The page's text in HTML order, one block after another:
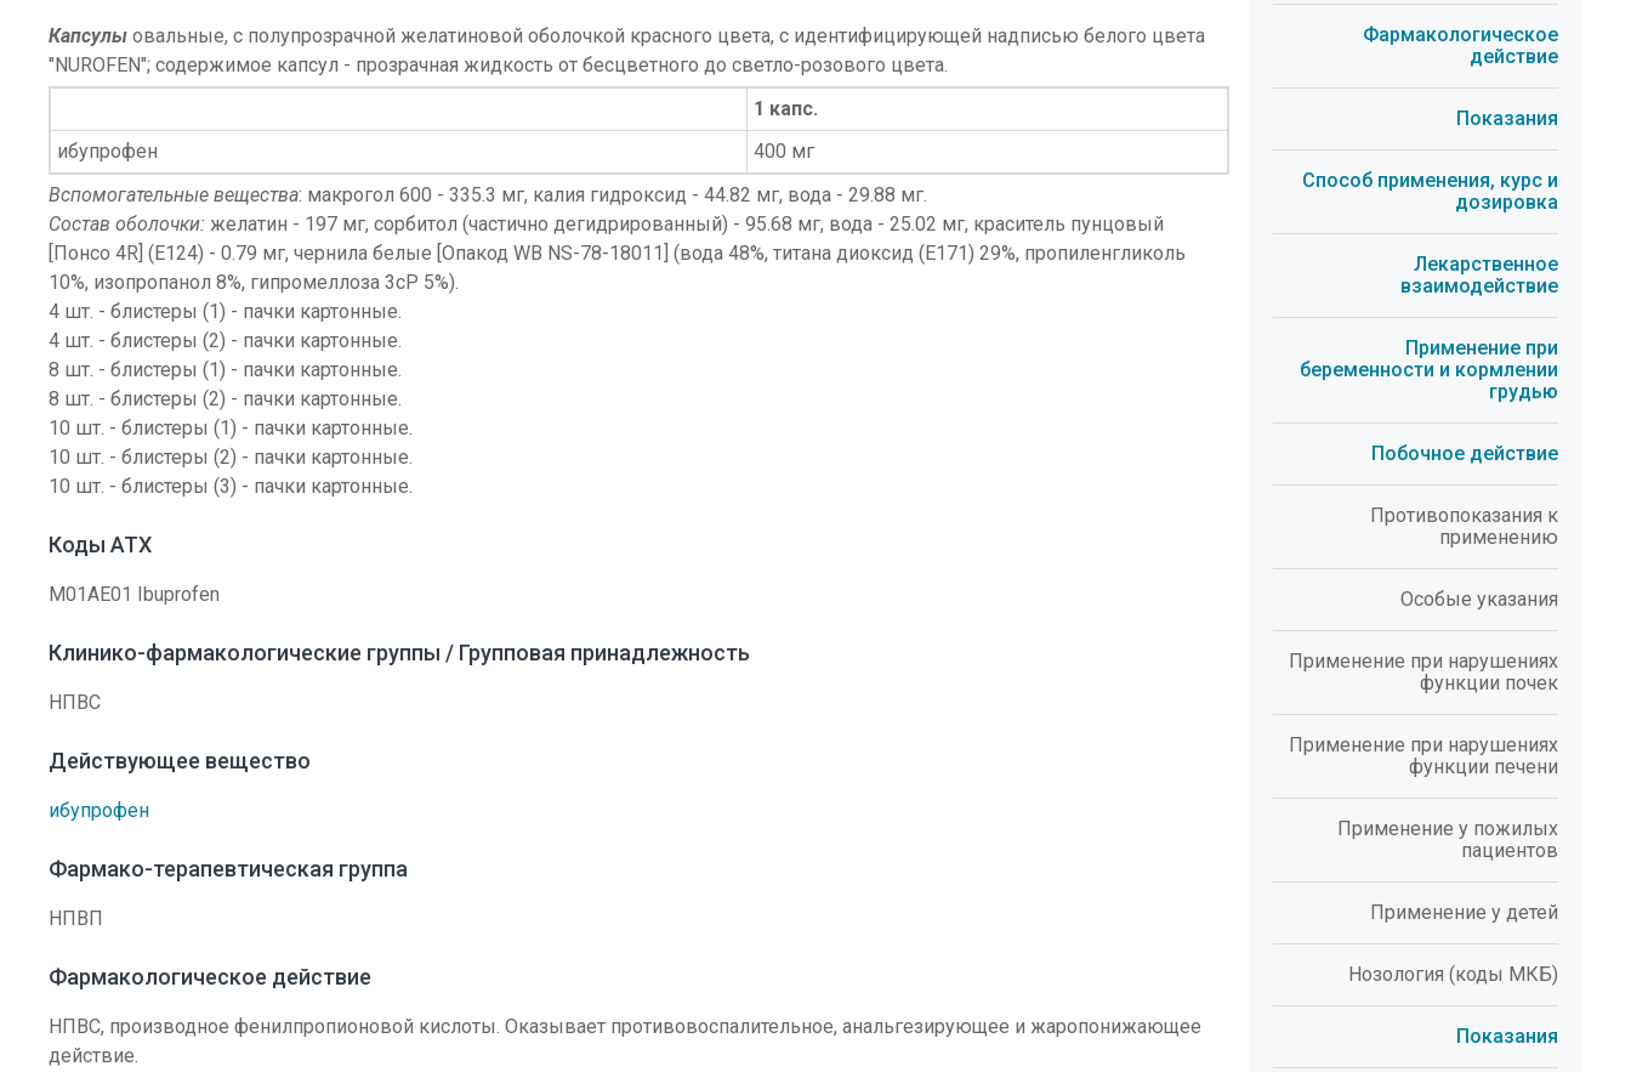
Фармакологическое
действие
Показания
Способ применения, курс и
дозировка
Лекарственное
взаимодействие
Применение при
беременности и кормлении
грудью
Побочное действие
Противопоказания к
применению
Особые указания
Применение при нарушениях
функции почек
Применение при нарушениях
функции печени
Применение у пожилых
пациентов
Применение у детей
Нозология (коды МКБ)
Показания
Капсулы овальные, с полупрозрачной желатиновой оболочкой красного цвета, с идентифицирующей надписью белого цвета
"NUROFEN"; содержимое капсул - прозрачная жидкость от бесцветного до светло-розового цвета.
1 капс.
ибупрофен
400 мг
Вспомогательные вещества: макрогол 600 - 335.3 мг, калия гидроксид - 44.82 мг, вода - 29.88 мг.
Состав оболочки: желатин - 197 мг, сорбитол (частично дегидрированный) - 95.68 мг, вода - 25.02 мг, краситель пунцовый
[Понсо 4R] (E124) - 0.79 мг, чернила белые [Опакод WB NS-78-18011] (вода 48%, титана диоксид (E171) 29%, пропиленгликоль
10%, изопропанол 8%, гипромеллоза 3cP 5%).
4 шт. - блистеры (1) - пачки картонные.
4 шт. - блистеры (2) - пачки картонные.
8 шт. - блистеры (1) - пачки картонные.
8 шт. - блистеры (2) - пачки картонные.
10 шт. - блистеры (1) - пачки картонные.
10 шт. - блистеры (2) - пачки картонные.
10 шт. - блистеры (3) - пачки картонные.
Коды АТХ
M01AE01 Ibuprofen
Клинико-фармакологические группы / Групповая принадлежность
НПВС
Действующее вещество
ибупрофен
Фармако-терапевтическая группа
НПВП
Фармакологическое действие
НПВС, производное фенилпропионовой кислоты. Оказывает противовоспалительное, анальгезирующее и жаропонижающее
действие.